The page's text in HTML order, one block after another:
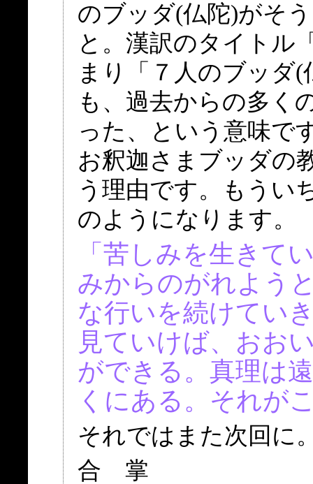
のブッダ(仏陀)がそ
と。漢訳のタイトル
まり「７人のブッダ
も、過去からの多く
った、という意味で
お釈迦さまブッダの
う理由です。もうい
のようになります。
「苦しみを生きて
みからのがれよう
な行いを続けてい
見ていけば、おお
ができる。真理は
くにある。それが
それではまた次回に
合 掌